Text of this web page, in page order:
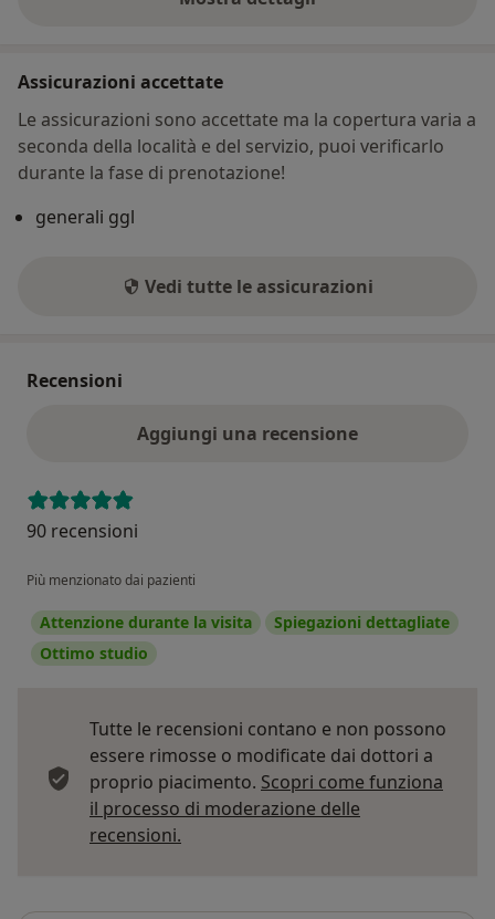
sull'indirizzo
Assicurazioni accettate
Le assicurazioni sono accettate ma la copertura varia a
seconda della località e del servizio, puoi verificarlo
durante la fase di prenotazione!
generali ggl
Vedi tutte le assicurazioni
Recensioni
Aggiungi una recensione
90 recensioni
Più menzionato dai pazienti
Attenzione durante la visita
Spiegazioni dettagliate
Ottimo studio
Tutte le recensioni contano e non possono
essere rimosse o modificate dai dottori a
proprio piacimento. Scopri come funziona
il processo di moderazione delle
recensioni.